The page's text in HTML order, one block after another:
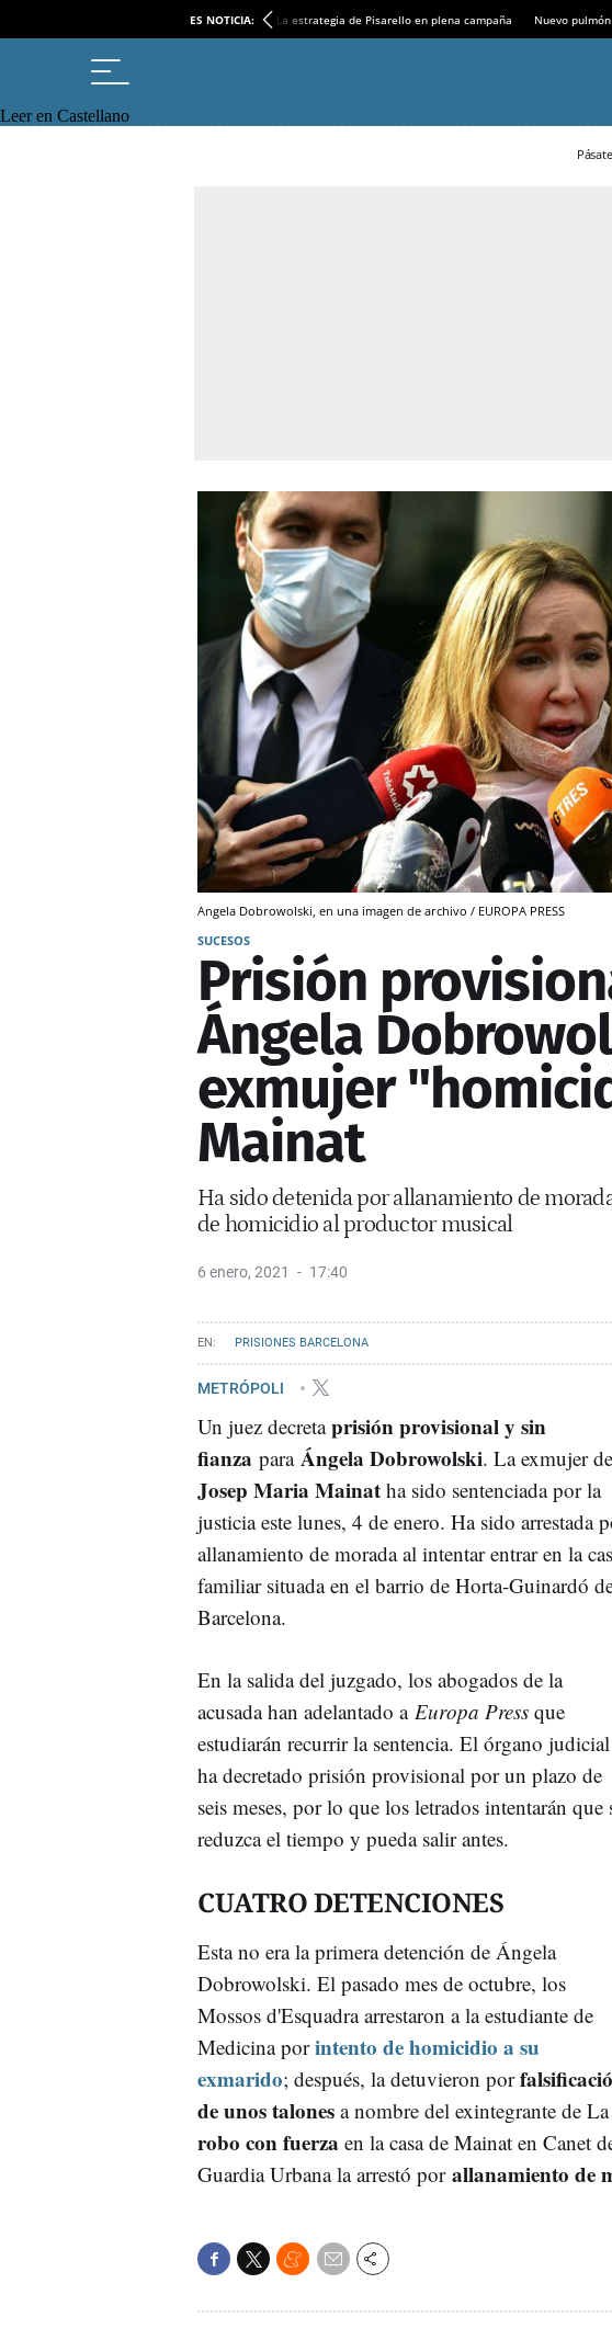
ES NOTICIA: La estrategia de Pisarello en plena campaña Nuevo
Leer en Castellano
Angela Dobrowolski, en una imagen de archivo / EUROPA PRESS
SUCESOS
Prisión
Ángela
exmujer
Mainat
Ha sido detenida por allanamiento de
de homicidio al productor musical
6 enero, 2021 17:40
PRISIONES BARCELONA
METRÓPOLI
Un juez decretaprisión provisional y sin
fianza para Ángela Dobrowolski. La exmujer de
Josep Maria Mainat ha sido sentenciada por la
justicia este lunes, 4 de enero. Ha sido arrestada
allanamiento de morada al intentar entrar en la
familiar situada en el barrio de Horta-Guinardó
Barcelona.
En la salida del juzgado, los abogados de la
acusada han adelantado a Europa Press que
estudiarán recurrir la sentencia. El órgano judicial
ha decretado prisión provisional por un plazo de
seis meses, por lo que los letrados intentarán que
reduzca el tiempo y pueda salir antes.
CUATRO DETENCIONES
Esta no era la primera detención de Ángela
Dobrowolski. El pasado mes de octubre, los
Mossos d'Esquadra arrestaron a la estudiante de
Medicina porintento de homicidio a su
exmarido; después, la detuvieron por
de unos talones a nombre del exintegrante de
robo con fuerza en la casa de Mainat en Canet
Guardia Urbana la arrestó por allanamiento de